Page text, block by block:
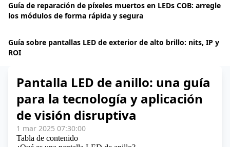
Guía de reparación de píxeles muertos en LEDs COB: arregle
los módulos de forma rápida y segura
Guía sobre pantallas LED de exterior de alto brillo: nits, IP y
ROI
Pantalla LED de anillo: una guía
para la tecnología y aplicación
de visión disruptiva
1 mar 2025 07:30:00
Tabla de contenido